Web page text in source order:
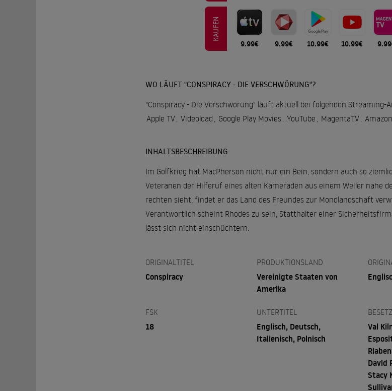
KAUFEN
9.99€ 9.99€ 10.99€ 10.99€
WO LÄUFT "CONSPIRACY - DIE VERSCHWÖRUNG"?
"Conspiracy - Die Verschwörung" läuft aktuell bei folgenden Streaming-
Apple TV, Videoload , Google Play Movies, YouTube , MagentaTV,
INHALTSBESCHREIBUNG
Im Golfkrieg hat MacPherson nicht nur ein Bein, sondern auch so
Veteranen der Hilferuf eines alten Kameraden aus einem Weiler nahe
rechten sieht, findet er das Land des Freundes zur Mondlandschaft
Verantwortlich scheint Rhodes zu sein, Statthalter einer
lässt sich nicht einschüchtern.
ORIGINALTITEL
Conspiracy
PRODUKTIONSLAND
Vereinigte Staaten von
Amerika
FSK
18
UNTERTITEL
Englisch, Deutsch,
Italienisch, Polnisch
Val
David
Stacy